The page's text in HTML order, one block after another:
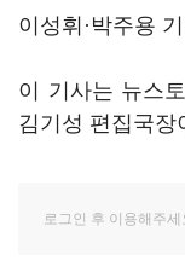
이성휘 · 박주용
이 기사는 뉴스
김기성 편집국장